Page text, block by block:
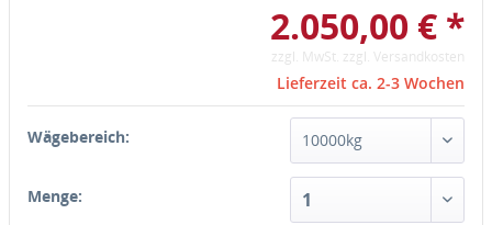
2.050,00 € *
zzgl. MwSt. zzgl. Versandkosten
Lieferzeit ca. 2-3 Wochen
Wägebereich:
Menge: